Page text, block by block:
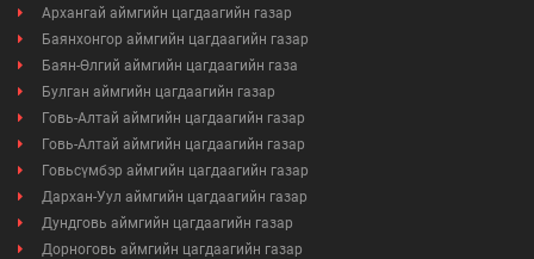
Архангай аймгийн цагдаагийн газар
Баянхонгор аймгийн цагдаагийн газар
Баян-Өлгий аймгийн цагдаагийн газа
Булган аймгийн цагдаагийн газар
Говь-Алтай аймгийн цагдаагийн газар
Говь-Алтай аймгийн цагдаагийн газар
Говьсүмбэр аймгийн цагдаагийн газар
Дархан-Уул аймгийн цагдаагийн газар
Дундговь аймгийн цагдаагийн газар
Дорноговь аймгийн цагдаагийн газар